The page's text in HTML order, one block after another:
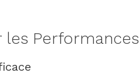
les Performances